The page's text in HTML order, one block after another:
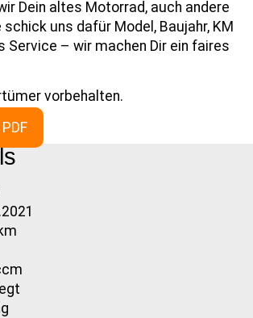
Dein altes Motorrad, auch andere
schick uns dafür Model, Baujahr, KM
Service – wir machen Dir ein faires
vorbehalten.